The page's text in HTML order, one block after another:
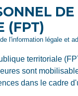
(FPT)
l'information légale et
territoriale
sont
dans le cadre